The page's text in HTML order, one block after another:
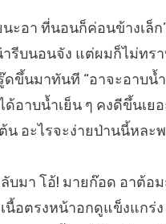
อา ที่นอนก็ค่อนข้างเล็ก
รีบนอนจัง แต่ผมก็ไม่ทร
ขึ้นมาทันที “อาจะอาบน้
อาบน้ำเย็น ๆ คงดีขึ้นเย
น อะไรจะง่ายป่านนี้หละ
มา โอ้! มายก๊อด อาต้อ
นื้อตรงหน้าอกดูแข็งแกร่